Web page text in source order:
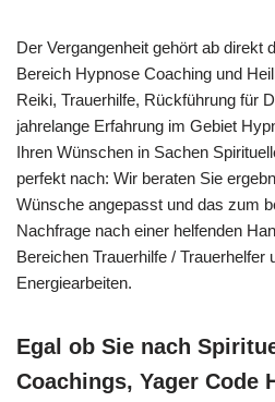
Der Vergangenheit gehört ab direkt
Bereich Hypnose Coaching und
Reiki, Trauerhilfe, Rückführung für
jahrelange Erfahrung im Gebiet
Ihren Wünschen in Sachen
perfekt nach: Wir beraten Sie
Wünsche angepasst und das zum
Nachfrage nach einer helfenden
Bereichen Trauerhilfe /
Energiearbeiten.
Egal ob Sie nach
Coachings, Yager Code